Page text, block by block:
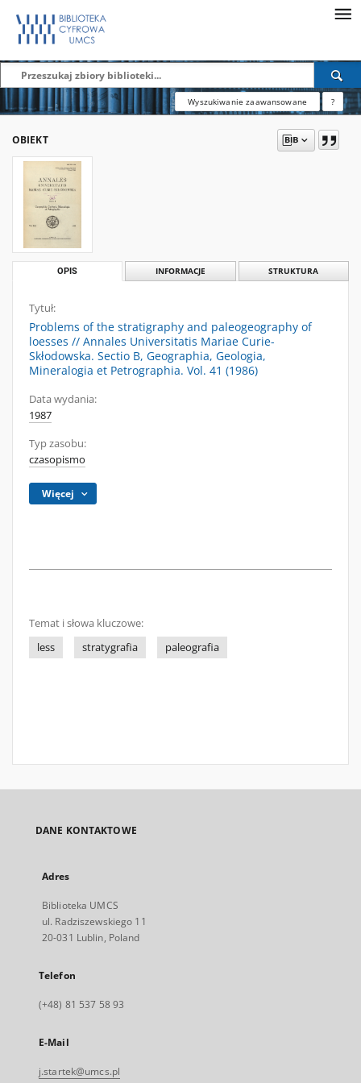
Wyszukiwanie zaawansowane ?
OBIEKT
OPIS INFORMACJE STRUKTURA
Tytuł:
Problems of the stratigraphy and paleogeography of
loesses // Annales Universitatis Mariae Curie-
Skłodowska. Sectio B, Geographia, Geologia,
Mineralogia et Petrographia. Vol. 41 (1986)
Data wydania:
1987
Typ zasobu:
czasopismo
Więcej
Temat i słowa kluczowe:
less
stratygrafia paleografia
DANE KONTAKTOWE
Adres
Biblioteka UMCS
ul. Radziszewskiego 11
20-031 Lublin, Poland
Telefon
(+48) 81 537 58 93
E-Mail
j.startek@umcs.pl